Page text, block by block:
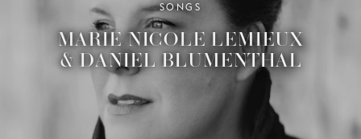
TICKETS &
ABONNEMENTEN
SONGS
MARIE-NICOLE LEMIEUX
& DANIEL BLUMENTHAL